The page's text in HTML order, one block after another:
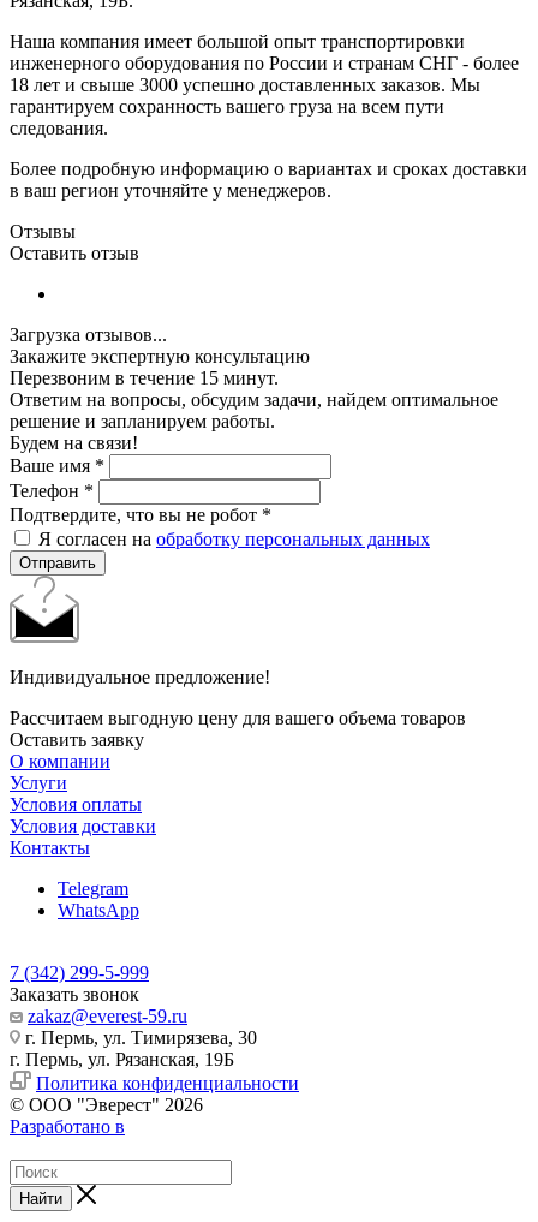
Наша компания имеет большой опыт транспортировки
инженерного оборудования по России и странам СНГ - более
18 лет и свыше 3000 успешно доставленных заказов. Мы
гарантируем сохранность вашего груза на всем пути
следования.
Более подробную информацию о вариантах и сроках доставки
в ваш регион уточняйте у менеджеров.
Отзывы
Оставить отзыв
Загрузка отзывов...
Закажите экспертную консультацию
Перезвоним в течение 15 минут.
Ответим на вопросы, обсудим задачи, найдем оптимальное
решение и запланируем работы.
Будем на связи!
Ваше имя *
Телефон *
Подтвердите, что вы не робот *
Я согласен на обработку персональных данных
Отправить
Индивидуальное предложение!
Рассчитаем выгодную цену для вашего объема товаров
Оставить заявку
О компании
Услуги
Условия оплаты
Условия доставки
Контакты
Telegram
WhatsApp
7 (342) 299-5-999
Заказать звонок
zakaz@everest-59.ru
г. Пермь, ул. Тимирязева, 30
г. Пермь, ул. Рязанская, 19Б
Политика конфиденциальности
© ООО "Эверест" 2026
Разработано в
Найти